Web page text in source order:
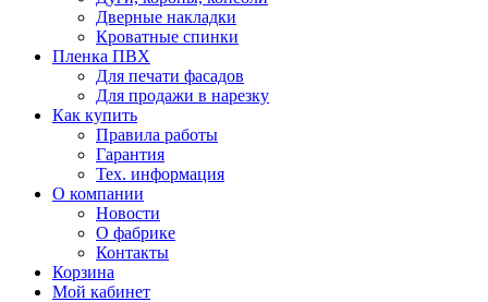
Дверные накладки
Кроватные спинки
Пленка ПВХ
Для печати фасадов
Для продажи в нарезку
Как купить
Правила работы
Гарантия
Тех. информация
О компании
Новости
О фабрике
Контакты
Корзина
Мой кабинет